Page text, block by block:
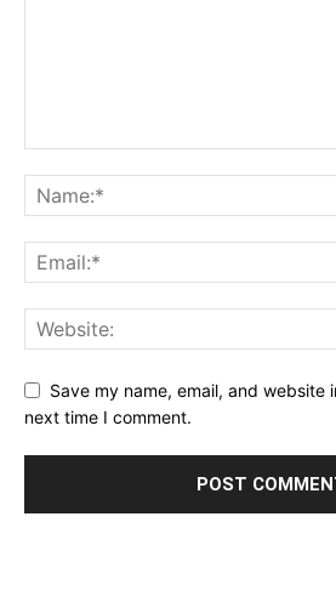
Save my name, email, and website
next time I comment.